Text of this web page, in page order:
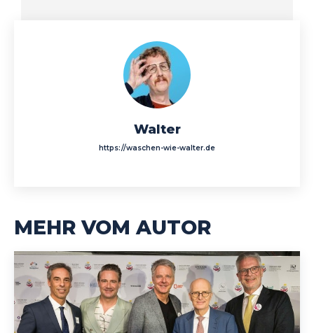
Walter
https://waschen-wie-walter.de
MEHR VOM AUTOR